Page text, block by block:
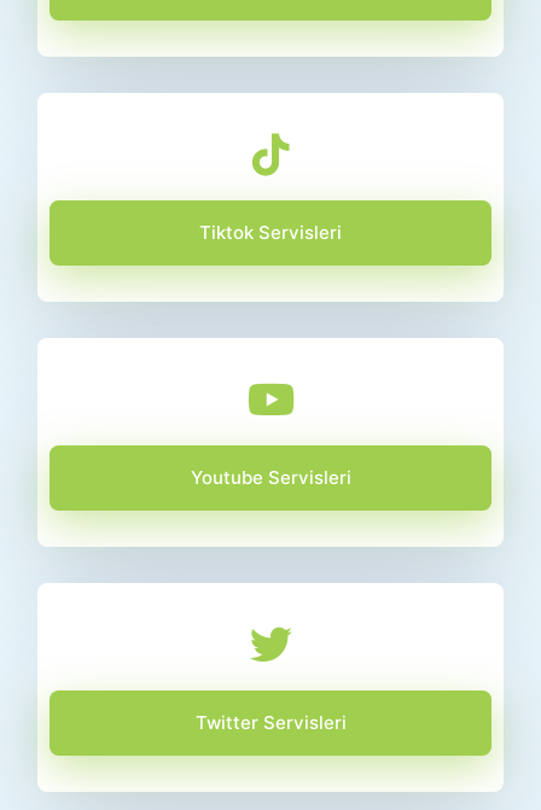
Tiktok Servisleri
Youtube Servisleri
Twitter Servisleri